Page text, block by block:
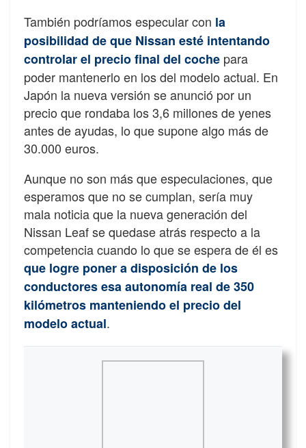
También podríamos especular con la
posibilidad de que Nissan esté intentando
controlar el precio final del coche para
poder mantenerlo en los del modelo actual. En
Japón la nueva versión se anunció por un
precio que rondaba los 3,6 millones de yenes
antes de ayudas, lo que supone algo más de
30.000 euros.
Aunque no son más que especulaciones, que
esperamos que no se cumplan, sería muy
mala noticia que la nueva generación del
Nissan Leaf se quedase atrás respecto a la
competencia cuando lo que se espera de él es
que logre poner a disposición de los
conductores esa autonomía real de 350
kilómetros manteniendo el precio del
modelo actual.